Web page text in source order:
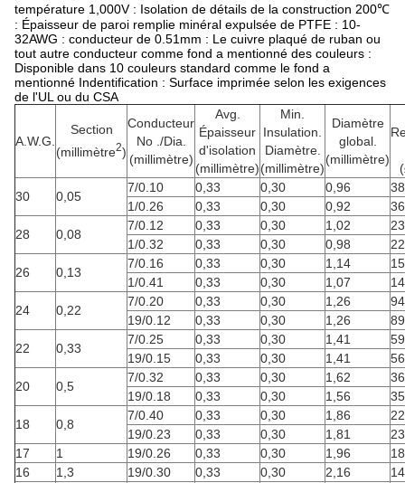
température 1,000V : Isolation de détails de la construction 200℃
: Épaisseur de paroi remplie minéral expulsée de PTFE : 10-
32AWG : conducteur de 0.51mm : Le cuivre plaqué de ruban ou
tout autre conducteur comme fond a mentionné des couleurs :
Disponible dans 10 couleurs standard comme le fond a
mentionné Indentification : Surface imprimée selon les exigences
de l'UL ou du CSA
A.W.G.
Section
(millimètre2)
Conducteur
No ./Dia.
(millimètre)
Avg.
Épaisseur
d'isolation
(millimètre)
Min.
Insulation.
Diamètre.
(millimètre)
Diamètre
global.
(millimètre)
30
0,05
7/0.10 0,33 0,30 0,96
1/0.26
0,33 0,30 0,92
28
0,08
7/0.12 0,33 0,30 1,02
1/0.32
0,33 0,30 0,98
26
0,13
7/0.16 0,33 0,30 1,14
1/0.41
0,33 0,30 1,07
24
0,22
7/0.20 0,33 0,30 1,26
19/0.12
0,33 0,30 1,26
22
0,33
7/0.25 0,33 0,30 1,41
19/0.15
0,33 0,30 1,41
20
0,5
7/0.32 0,33 0,30 1,62
19/0.18
0,33 0,30 1,56
18
0,8
7/0.40 0,33 0,30 1,86
19/0.23
0,33 0,30 1,81
17
1 19/0.26 0,33 0,30 1,96
16
1,3 19/0.30 0,33 0,30 2,16